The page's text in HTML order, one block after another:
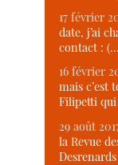
17 février
date, j’ai
contact :
16 février
mais c’est
Filipetti
29 août
la Revue